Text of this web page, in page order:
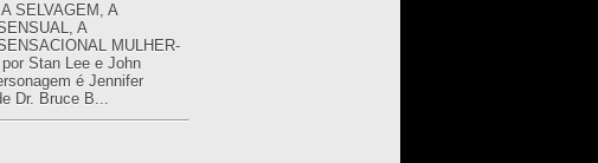
A SELVAGEM, A
A
MULHER-
Stan Lee e John
é Jennifer
Dr. Bruce B...